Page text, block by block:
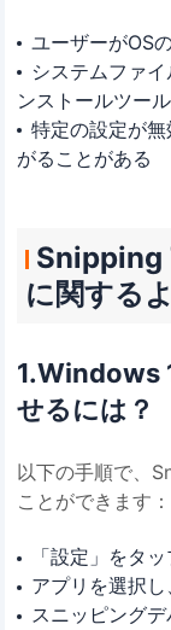
ユーザーがOS
システムファ
ンストールツー
特定の設定が
がることがある
Snipping
に関する
1.Windows
せるには？
以下の手順で、
ことができます：
「設定」をタッ
アプリを選択し
スニッピング